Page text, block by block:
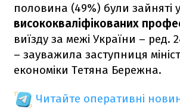
половина (49%) були зайняті у
висококваліфікованих
виїзду за межі України – ред.
– зауважила заступниця
економіки Тетяна Бережна.
Читайте оперативні